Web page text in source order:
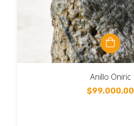
Anillo Oniric
$99.000,00